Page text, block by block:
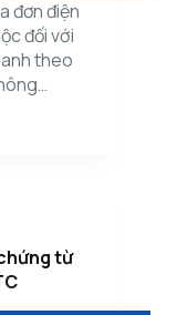
đơn điện
đối với
theo
từ